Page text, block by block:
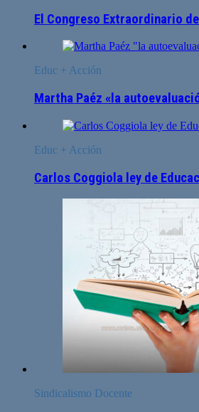
El Congreso Extraordinario
Educ + Acción
Martha Paéz «la
Educ + Acción
Carlos Coggiola ley de
Sindicalismo Docente